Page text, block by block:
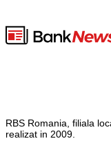
RBS Romania, filiala
realizat in 2009.